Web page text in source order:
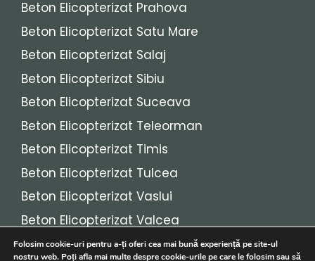
Beton Elicopterizat Prahova
Beton Elicopterizat Satu Mare
Beton Elicopterizat Salaj
Beton Elicopterizat Sibiu
Beton Elicopterizat Suceava
Beton Elicopterizat Teleorman
Beton Elicopterizat Timis
Beton Elicopterizat Tulcea
Beton Elicopterizat Vaslui
Beton Elicopterizat Valcea
Beton Elicopterizat Vrancea
Folosim cookie-uri pentru a-ți oferi cea mai bună experiență pe site-ul
nostru web. Poți afla mai multe despre cookie-urile pe care le folosim sau să